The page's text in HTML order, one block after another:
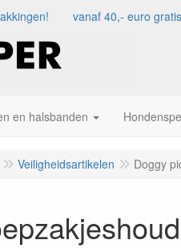
vanaf 40,- euro
en halsbanden
Veiligheidsartikelen Doggy